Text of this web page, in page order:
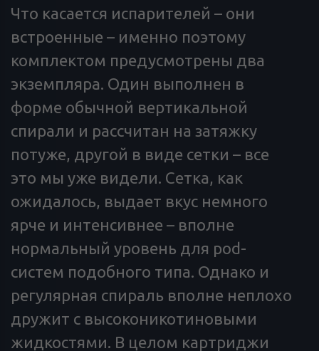
Что касается испарителей – они
встроенные – именно поэтому
комплектом предусмотрены два
экземпляра. Один выполнен в
форме обычной вертикальной
спирали и рассчитан на затяжку
потуже, другой в виде сетки – все
это мы уже видели. Сетка, как
ожидалось, выдает вкус немного
ярче и интенсивнее – вполне
нормальный уровень для pod-
систем подобного типа. Однако и
регулярная спираль вполне неплохо
дружит с высоконикотиновыми
жидкостями. В целом картриджи